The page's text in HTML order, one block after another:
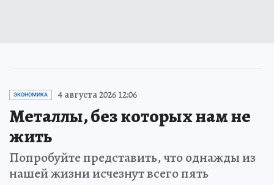
ЭКОНОМИКА 4 августа 2026 12:06
Металлы, без которых нам не
жить
Попробуйте представить, что однажды из
нашей жизни исчезнут всего пять